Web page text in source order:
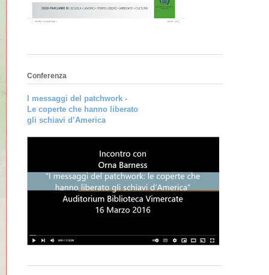
Conferenza
I messaggi del patchwork -
Le coperte che hanno liberato
gli schiavi d’America